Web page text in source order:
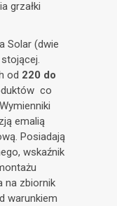
grzałki
Solar (dwie
od 220 do
co
emalią
Posiadają
wskaźnik
na zbiornik
warunkiem